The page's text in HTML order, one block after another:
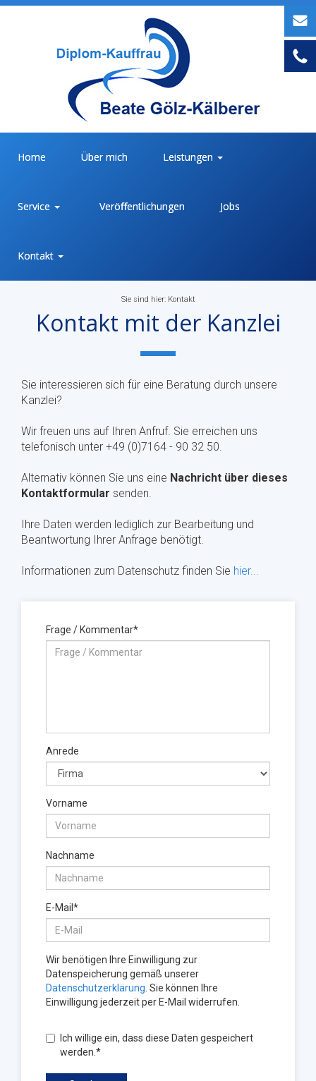
Home Über mich Leistungen
Service Veröffentlichungen Jobs
Kontakt
Sie sind hier: Kontakt
Kontakt mit der Kanzlei
Sie interessieren sich für eine Beratung durch unsere
Kanzlei?
Wir freuen uns auf Ihren Anfruf. Sie erreichen uns
telefonisch unter +49 (0)7164 - 90 32 50.
Alternativ können Sie uns eine Nachricht über dieses
Kontaktformular senden.
Ihre Daten werden lediglich zur Bearbeitung und
Beantwortung Ihrer Anfrage benötigt.
Informationen zum Datenschutz finden Sie hier...